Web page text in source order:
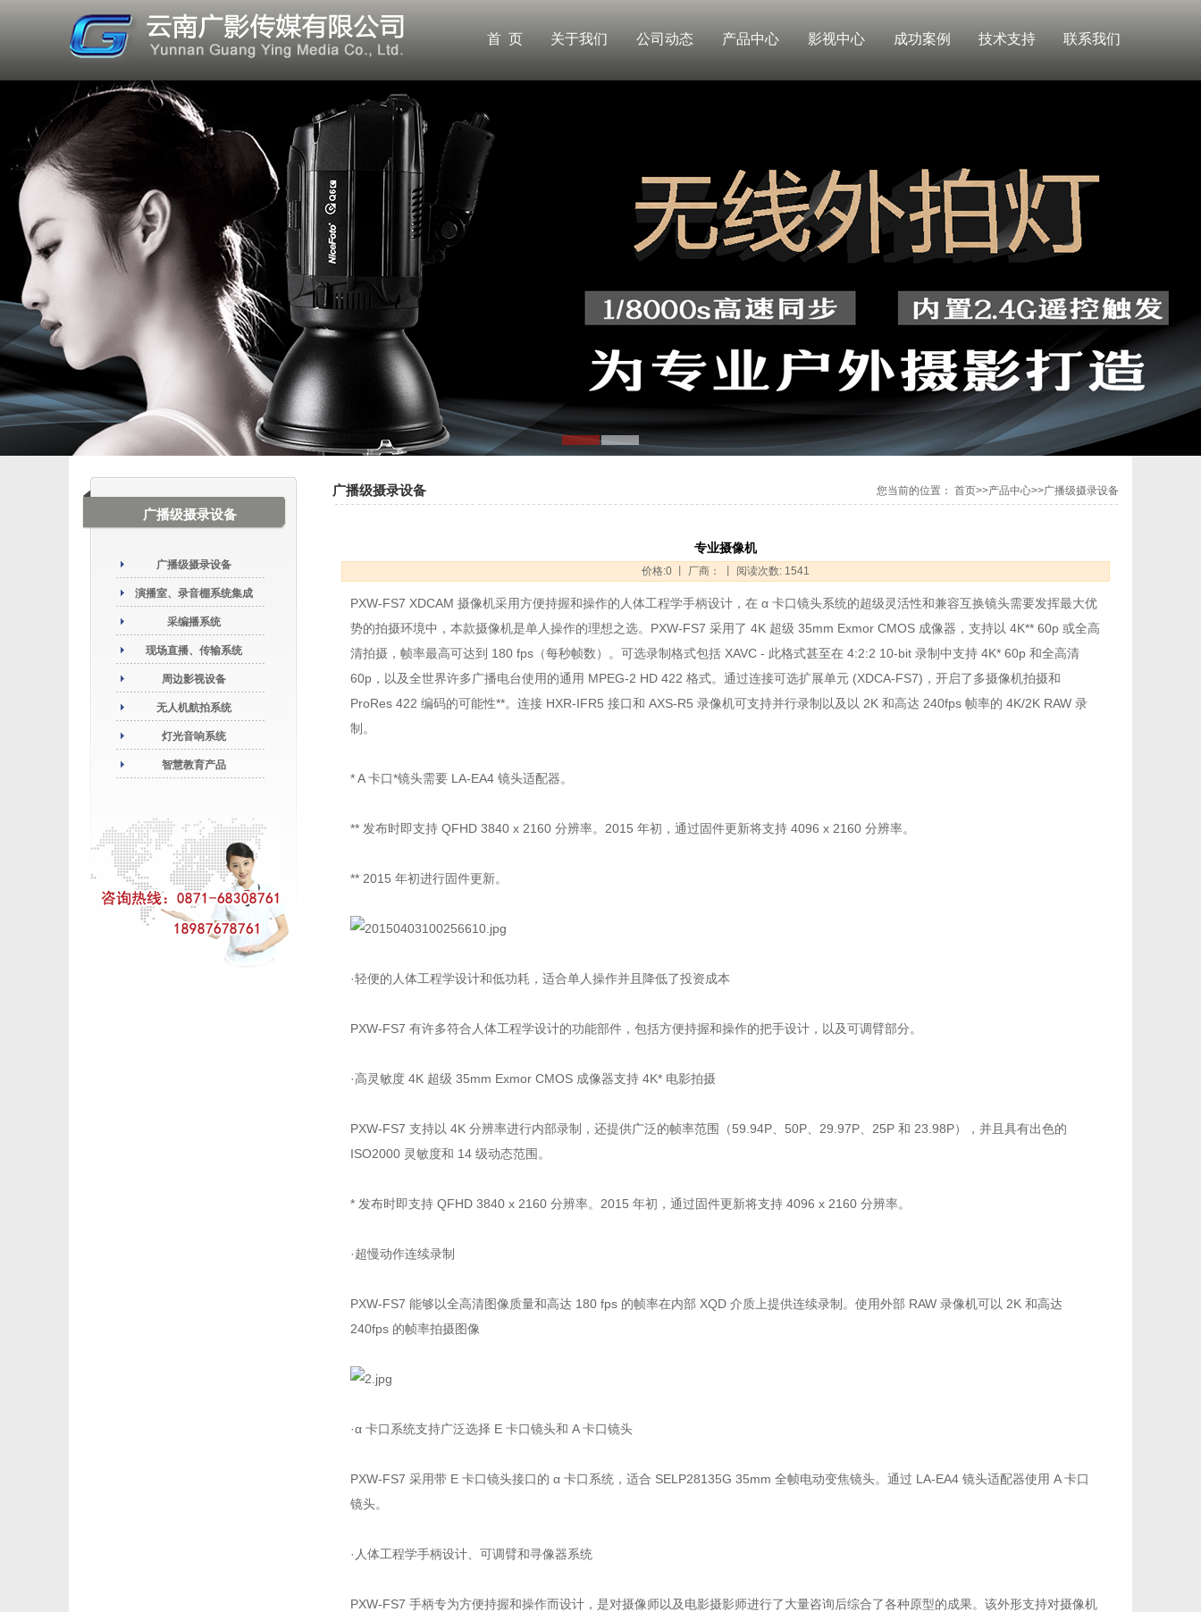
首 页 关于我们 公司动态 产品中心 影视中心 成功案例 技术支持 联系我们
广播级摄录设备
广播级摄录设备
演播室、录音棚系统集成
采编播系统
现场直播、传输系统
周边影视设备
无人机航拍系统
灯光音响系统
智慧教育产品
广播级摄录设备 您当前的位置： 首页>>产品中心>>广播级摄录设备
专业摄像机
价格:0 丨 厂商： 丨 阅读次数: 1541
PXW-FS7 XDCAM 摄像机采用方便持握和操作的人体工程学手柄设计，在 α 卡口镜头系统的超级灵活性和兼容互换镜头需要发挥最大优
势的拍摄环境中，本款摄像机是单人操作的理想之选。PXW-FS7 采用了 4K 超级 35mm Exmor CMOS 成像器，支持以 4K** 60p 或全高
清拍摄，帧率最高可达到 180 fps（每秒帧数）。可选录制格式包括 XAVC - 此格式甚至在 4:2:2 10-bit 录制中支持 4K* 60p 和全高清
60p，以及全世界许多广播电台使用的通用 MPEG-2 HD 422 格式。通过连接可选扩展单元 (XDCA-FS7)，开启了多摄像机拍摄和
ProRes 422 编码的可能性**。连接 HXR-IFR5 接口和 AXS-R5 录像机可支持并行录制以及以 2K 和高达 240fps 帧率的 4K/2K RAW 录
制。
* A 卡口*镜头需要 LA-EA4 镜头适配器。
** 发布时即支持 QFHD 3840 x 2160 分辨率。2015 年初，通过固件更新将支持 4096 x 2160 分辨率。
** 2015 年初进行固件更新。
·轻便的人体工程学设计和低功耗，适合单人操作并且降低了投资成本
PXW-FS7 有许多符合人体工程学设计的功能部件，包括方便持握和操作的把手设计，以及可调臂部分。
·高灵敏度 4K 超级 35mm Exmor CMOS 成像器支持 4K* 电影拍摄
PXW-FS7 支持以 4K 分辨率进行内部录制，还提供广泛的帧率范围（59.94P、50P、29.97P、25P 和 23.98P），并且具有出色的
ISO2000 灵敏度和 14 级动态范围。
* 发布时即支持 QFHD 3840 x 2160 分辨率。2015 年初，通过固件更新将支持 4096 x 2160 分辨率。
·超慢动作连续录制
PXW-FS7 能够以全高清图像质量和高达 180 fps 的帧率在内部 XQD 介质上提供连续录制。使用外部 RAW 录像机可以 2K 和高达
240fps 的帧率拍摄图像
·α 卡口系统支持广泛选择 E 卡口镜头和 A 卡口镜头
PXW-FS7 采用带 E 卡口镜头接口的 α 卡口系统，适合 SELP28135G 35mm 全帧电动变焦镜头。通过 LA-EA4 镜头适配器使用 A 卡口
镜头。
·人体工程学手柄设计、可调臂和寻像器系统
PXW-FS7 手柄专为方便持握和操作而设计，是对摄像师以及电影摄影师进行了大量咨询后综合了各种原型的成果。该外形支持对摄像机